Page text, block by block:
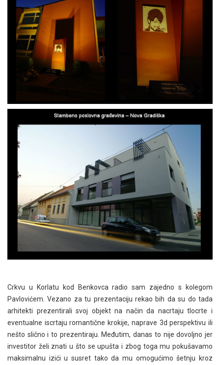
Crkvu u Korlatu kod Benkovca radio sam zajedno s kolegom
Pavlovićem. Vezano za tu prezentaciju rekao bih da su do tada
arhitekti prezentirali svoj objekt na način da nacrtaju tlocrte i
eventualne iscrtaju romantične krokije, naprave 3d perspektivu ili
nešto slično i to prezentiraju. Međutim, danas to nije dovoljno jer
investitor želi znati u što se upušta i zbog toga mu pokušavamo
maksimalnu izići u susret tako da mu omogućimo šetnju kroz